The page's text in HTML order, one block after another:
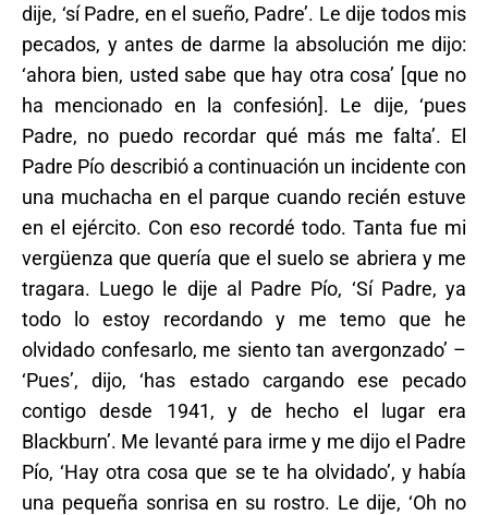
dije, ‘sí Padre, en el sueño, Padre’. Le dije todos mis
pecados, y antes de darme la absolución me dijo:
‘ahora bien, usted sabe que hay otra cosa’ [que no
ha mencionado en la confesión]. Le dije, ‘pues
Padre, no puedo recordar qué más me falta’. El
Padre Pío describió a continuación un incidente con
una muchacha en el parque cuando recién estuve
en el ejército. Con eso recordé todo. Tanta fue mi
vergüenza que quería que el suelo se abriera y me
tragara. Luego le dije al Padre Pío, ‘Sí Padre, ya
todo lo estoy recordando y me temo que he
olvidado confesarlo, me siento tan avergonzado’ –
‘Pues’, dijo, ‘has estado cargando ese pecado
contigo desde 1941, y de hecho el lugar era
Blackburn’. Me levanté para irme y me dijo el Padre
Pío, ‘Hay otra cosa que se te ha olvidado’, y había
una pequeña sonrisa en su rostro. Le dije, ‘Oh no